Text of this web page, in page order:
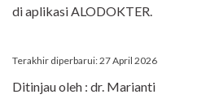
di aplikasi ALODOKTER.
Terakhir diperbarui: 27 April 2026